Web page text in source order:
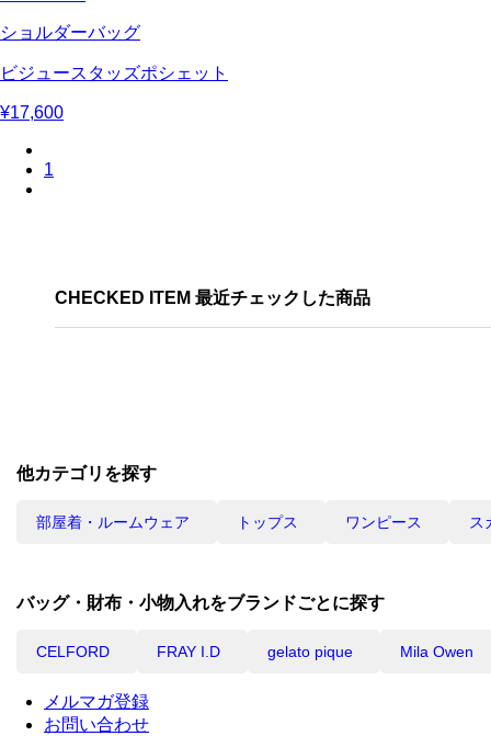
ショルダーバッグ
ビジュースタッズポシェット
¥17,600
1
CHECKED ITEM 最近チェックした商品
他カテゴリを探す
トップス ワンピース ス
部屋着・ルームウェア
バッグ・財布・小物入れをブランドごとに探す
CELFORD FRAY I.D gelato pique Mila Owen
メルマガ登録
お問い合わせ